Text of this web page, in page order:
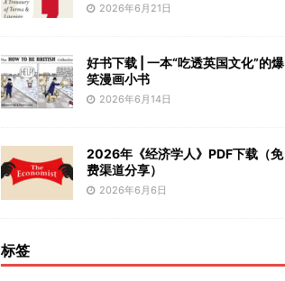
2026年6月21日
好书下载 | 一本“吃透英国文化”的爆
笑漫画小书
2026年6月14日
2026年《经济学人》PDF下载（免
费渠道分享）
2026年6月6日
标签